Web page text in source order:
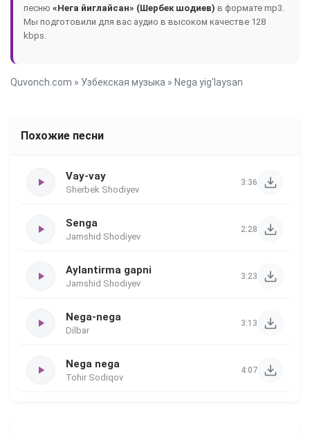
песню «Нега йиглайсан» (Шербек шодиев) в формате mp3.
Мы подготовили для вас аудио в высоком качестве 128
kbps.
Quvonch.com » Узбекская музыка » Nega yig'laysan
Похожие песни
Vay-vay
Sherbek Shodiyev
3:36
Senga
Jamshid Shodiyev
2:28
Aylantirma gapni
Jamshid Shodiyev
3:23
Nega-nega
Dilbar
3:13
Nega nega
Tohir Sodiqov
4:07